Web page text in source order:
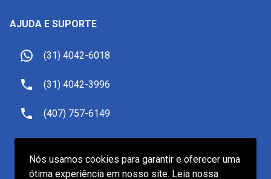
AJUDA E SUPORTE
(31) 4042-6018
(31) 4042-3996
(407) 757-6149
Nós usamos cookies para garantir e oferecer uma
ótima experiência em nosso site. Leia nossa